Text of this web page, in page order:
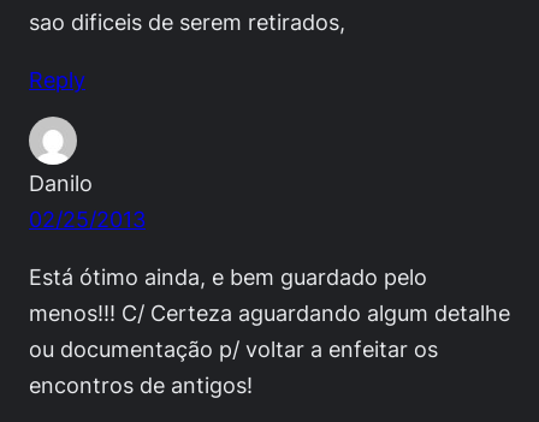
sao dificeis de serem retirados,
Reply
Danilo
02/25/2013
Está ótimo ainda, e bem guardado pelo
menos!!! C/ Certeza aguardando algum detalhe
ou documentação p/ voltar a enfeitar os
encontros de antigos!